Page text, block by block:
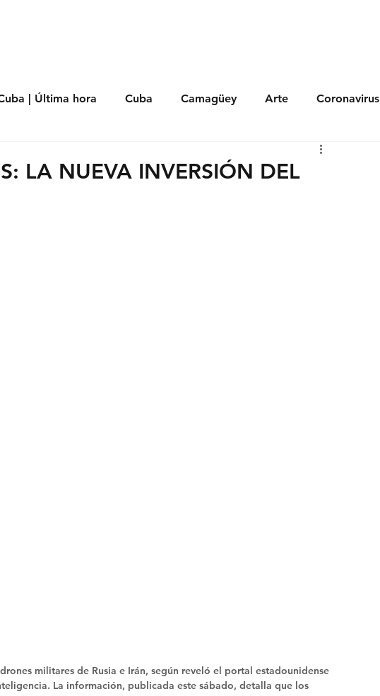
| Última hora Cuba Camagüey Arte Coronavirus
LA NUEVA INVERSIÓN DEL
militares de Rusia e Irán, según reveló el portal estadounidense
La información, publicada este sábado, detalla que los